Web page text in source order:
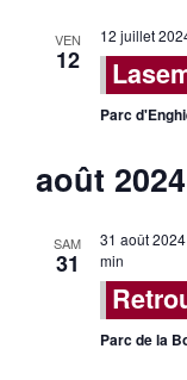
VEN
12
12 juillet
Parc
août 2024
SAM
31
31 août
min
Parc de la